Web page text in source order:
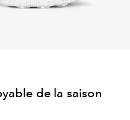
de la saison